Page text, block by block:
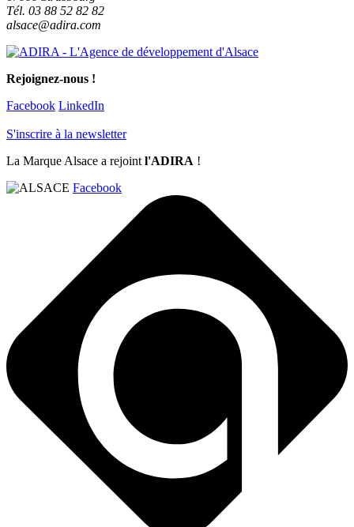
Tél. 03 88 52 82 82
alsace@adira.com
Rejoignez-nous !
Facebook LinkedIn
S'inscrire à la newsletter
La Marque Alsace a rejointl'ADIRA !
Facebook